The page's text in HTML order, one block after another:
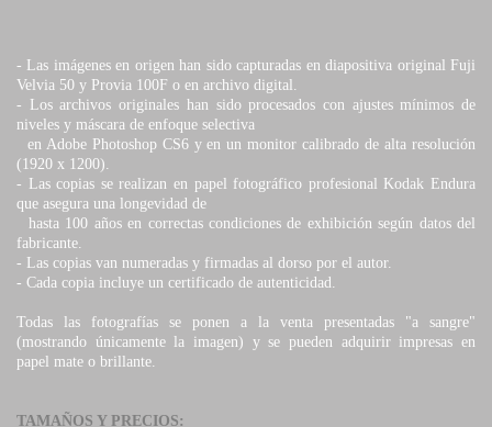
- Las imágenes en origen han sido capturadas en diapositiva original Fuji
Velvia 50 y Provia 100F o en archivo digital.
-
Los archivos originales han sido procesados con ajustes mínimos de
niveles y máscara de enfoque selectiva
en Adobe Photoshop CS6 y en un monitor calibrado de alta resolución
(1920 x 1200).
-
Las copias se realizan en papel fotográfico profesional Kodak Endura
que asegura una longevidad de
hasta 100 años en correctas condiciones de exhibición según datos del
fabricante.
- Las copias van numeradas y firmadas al dorso por el autor.
- Cada copia incluye un certificado de autenticidad.
Todas las fotografías se ponen a la venta presentadas "a sangre"
(mostrando únicamente la imagen) y se pueden adquirir impresas en
papel mate o brillante.
TAMAÑOS Y PRECIOS: